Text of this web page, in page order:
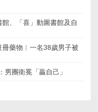
、「喜」動圖書館及自
藥物︱一名38歲男子被
團衛冕「贏自己」